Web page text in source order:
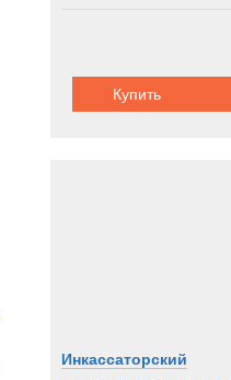
Купить
Инкассаторский